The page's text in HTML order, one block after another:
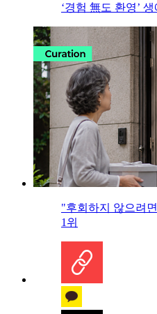
‘경험 無도 환영’
"후회하지 않으려
1위